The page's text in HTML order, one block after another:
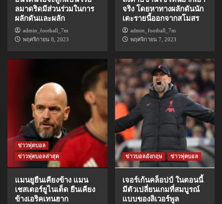
ลมาดริดมีส่วนร่วมในการ
ผลักดันและผลัก
admin_football_7m
พฤศจิกายน 8, 2023
จริง โดยหาทางผลักดันนัก
เตะรายนี้ออกจากสโมสร
admin_football_7m
พฤศจิกายน 7, 2023
ข่าวฟุตบอล
ข่าวฟุตบอลล่าสุด
แมนยูยืนเคียงข้าง แมน
เชสเตอร์ยูไนเต็ด ยืนเคียง
ข้างเอริคเทนฮาก
ข่าวบอลอังกฤษ ข่าวฟุตบอล
เจอร์เก้นคล็อปป์ ในตอนนี้
มีตัวเปลี่ยนเกมที่สมบูรณ์
แบบของลิเวอร์พูล